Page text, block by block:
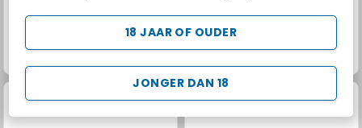
JONGER DAN 18
18 JAAR OF OUDER